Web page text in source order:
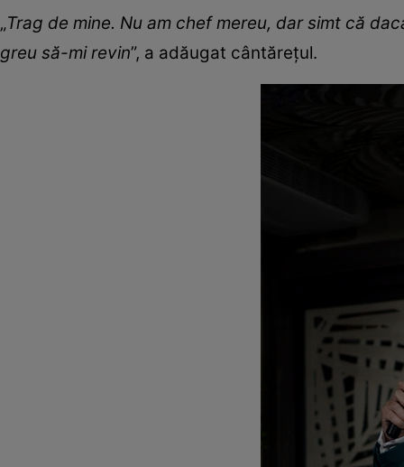
„Trag de mine. Nu am chef mereu, dar simt că
greu să-mi revin”, a adăugat cântărețul.